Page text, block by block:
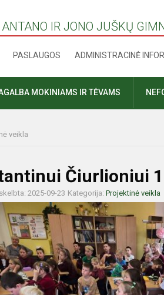
ANTANO IR JONO JUŠKŲ
PASLAUGOS ADMINISTRACINĖ
MOKINIAMS IR TĖVAMS
veikla
Čiurlioniui
2025-09-23 Kategorija: Projektinė veikla